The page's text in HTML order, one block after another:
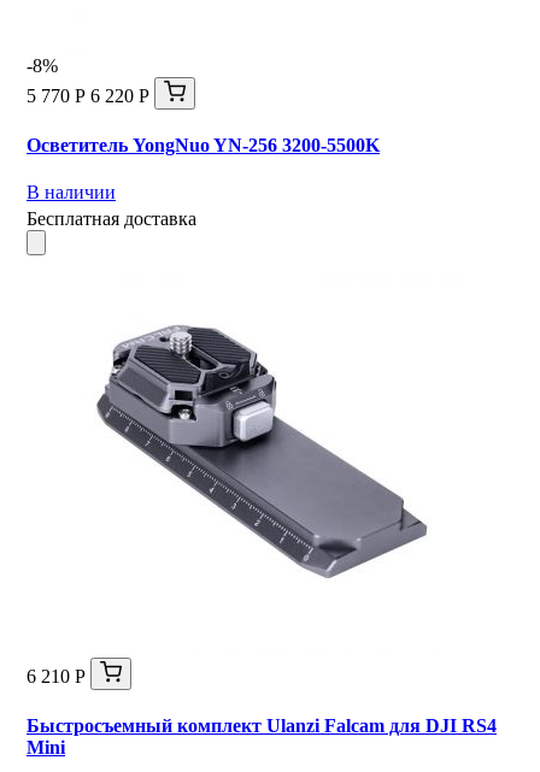
-8%
5 770 Р 6 220 Р
Осветитель YongNuo YN-256 3200-5500K
В наличии
Бесплатная доставка
6 210 Р
Быстросъемный комплект Ulanzi Falcam для DJI RS4
Mini